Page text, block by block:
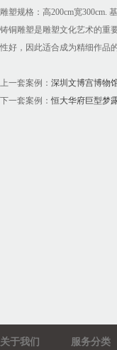
雕塑规格：高200cm宽300cm.
铸铜雕塑是雕塑文化艺术的重
性好，因此适合成为精细作品
上一套案例： 深圳文博宫博物
下一套案例：恒大华府巨型梦
关于我们 服务分类